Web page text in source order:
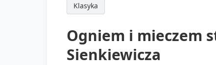
Klasyka
Ogniem i mieczem
Sienkiewicza